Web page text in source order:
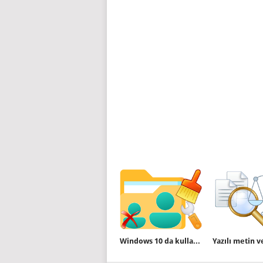
Windows 10 da kullanıcı profilini sıfırlama